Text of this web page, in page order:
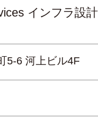
インフラ設
5-6 河上ビル4F